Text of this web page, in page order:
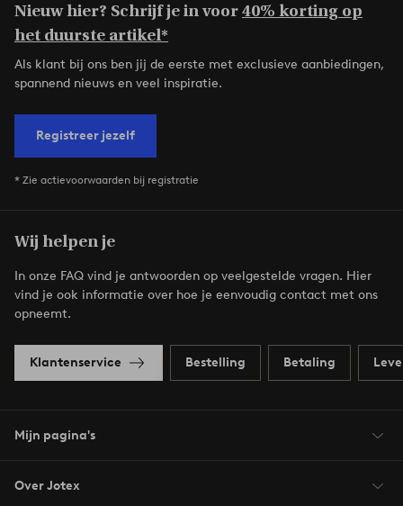
Nieuw hier? Schrijf je in voor40% korting op
het duurste artikel*
Als klant bij ons ben jij de eerste met exclusieve aanbiedingen,
spannend nieuws en veel inspiratie.
Registreer jezelf
* Zie actievoorwaarden bij registratie
Wij helpen je
In onze FAQ vind je antwoorden op veelgestelde vragen. Hier
vind je ook informatie over hoe je eenvoudig contact met ons
opneemt.
Klantenservice Bestelling Betaling
Mijn pagina's
Over Jotex